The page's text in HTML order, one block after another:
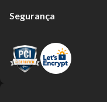
Segurança